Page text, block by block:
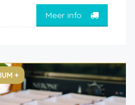
Meer info
+